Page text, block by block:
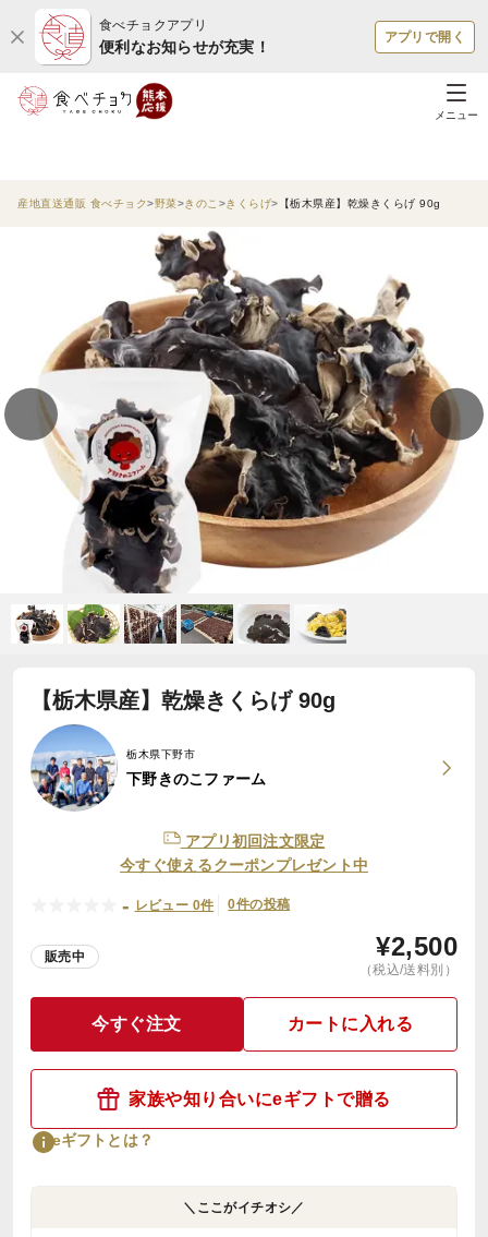
食べチョクアプリ
便利なお知らせが充実！
アプリで開く
メニュー
産地直送通販 食べチョク 野菜 きのこ きくらげ 【栃木県産】乾燥きくらげ 90g
【栃木県産】乾燥きくらげ 90g
栃木県下野市
下野きのこファーム
アプリ初回注文限定
今すぐ使えるクーポンプレゼント中
- レビュー 0件 0件の投稿
販売中 ¥2,500
（税込/送料別）
今すぐ注文 カートに入れる
家族や知り合いにeギフトで贈る
eギフトとは？
＼ここがイチオシ／